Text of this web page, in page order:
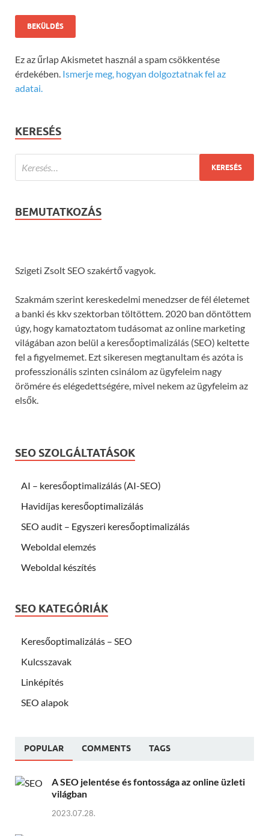
Ez az űrlap Akismetet használ a spam csökkentése
érdekében. Ismerje meg, hogyan dolgoztatnak fel az
adatai.
KERESÉS
BEMUTATKOZÁS
Szigeti Zsolt SEO szakértő vagyok.
Szakmám szerint kereskedelmi menedzser de fél életemet
a banki és kkv szektorban töltöttem. 2020 ban döntöttem
úgy, hogy kamatoztatom tudásomat az online marketing
világában azon belül a keresőoptimalizálás (SEO) keltette
fel a figyelmemet. Ezt sikeresen megtanultam és azóta is
professzionális szinten csinálom az ügyfeleim nagy
örömére és elégedettségére, mivel nekem az ügyfeleim az
elsők.
SEO SZOLGÁLTATÁSOK
AI – keresőoptimalizálás (AI-SEO)
Havidíjas keresőoptimalizálás
SEO audit – Egyszeri keresőoptimalizálás
Weboldal elemzés
Weboldal készítés
SEO KATEGÓRIÁK
Keresőoptimalizálás – SEO
Kulcsszavak
Linképítés
SEO alapok
POPULAR COMMENTS TAGS
A SEO jelentése és fontossága az online üzleti
világban
2023.07.28.